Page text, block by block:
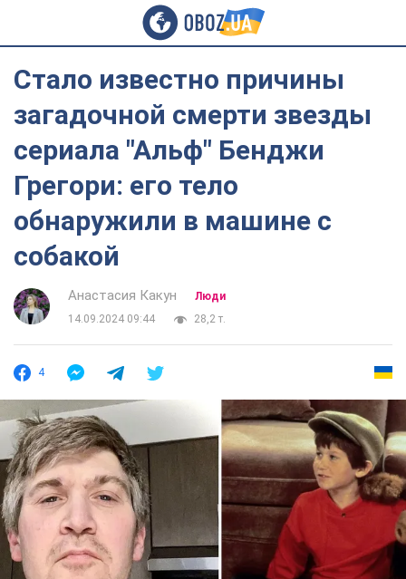
Стало известно причины
загадочной смерти звезды
сериала "Альф" Бенджи
Грегори: его тело
обнаружили в машине с
собакой
Анастасия Какун
Люди
14.09.2024 09:44
28,2 т.
4